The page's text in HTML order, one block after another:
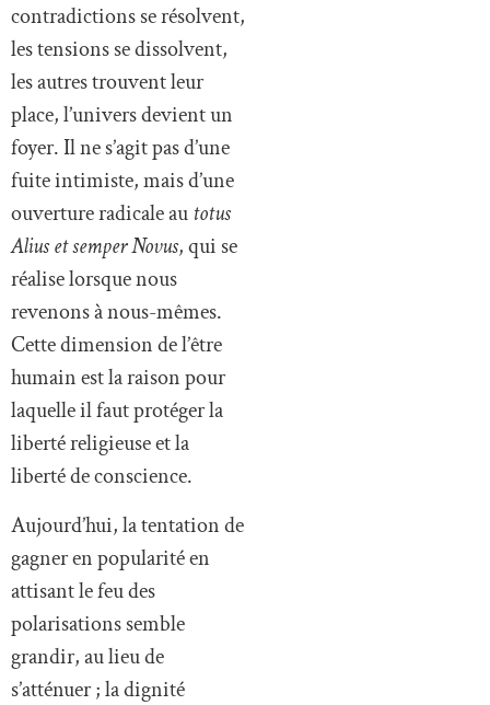
contradictions se résolvent,
les tensions se dissolvent,
les autres trouvent leur
place, l’univers devient un
foyer. Il ne s’agit pas d’une
fuite intimiste, mais d’une
ouverture radicale au totus
Alius et semper Novus, qui se
réalise lorsque nous
revenons à nous-mêmes.
Cette dimension de l’être
humain est la raison pour
laquelle il faut protéger la
liberté religieuse et la
liberté de conscience.
Aujourd’hui, la tentation de
gagner en popularité en
attisant le feu des
polarisations semble
grandir, au lieu de
s’atténuer ; la dignité